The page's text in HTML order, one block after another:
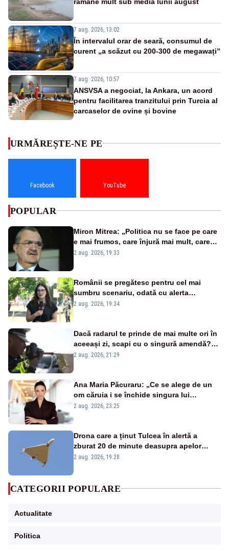
7 aug. 2026, 13:02
În intervalul orar de seară, consumul de
curent „a scăzut cu 200-300 de megawați”
7 aug. 2026, 10:57
ANSVSA a negociat, la Ankara, un acord
pentru facilitarea tranzitului prin Turcia al
carcaselor de ovine și bovine
URMĂREȘTE-NE PE
Facebook YouTube
POPULAR
Miron Mitrea: „Politica nu se face pe care
e mai frumos, care înjură mai mult, care
țipă mai tare, ci pe proiecte”
2 aug. 2026, 19:33
Românii se pregătesc pentru cel mai
sumbru scenariu, odată cu alerta
energetică
2 aug. 2026, 19:34
Dacă radarul te prinde de mai multe ori în
aceeași zi, scapi cu o singură amendă?
Ce spune legea
2 aug. 2026, 21:29
Ana Maria Păcuraru: „Ce se alege de un
om căruia i se închide singura lui
portiță?”
2 aug. 2026, 23:25
Drona care a ținut Tulcea în alertă a
zburat 20 de minute deasupra apelor
României. Au fost ridicate două F-16
2 aug. 2026, 19:28
CATEGORII POPULARE
Actualitate
Politica